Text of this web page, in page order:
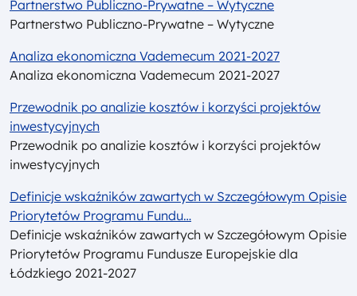
Partnerstwo Publiczno-Prywatne – Wytyczne
Partnerstwo Publiczno-Prywatne – Wytyczne
Analiza ekonomiczna Vademecum 2021-2027
Analiza ekonomiczna Vademecum 2021-2027
Przewodnik po analizie kosztów i korzyści projektów
inwestycyjnych
Przewodnik po analizie kosztów i korzyści projektów
inwestycyjnych
Definicje wskaźników zawartych w Szczegółowym Opisie
Priorytetów Programu Fundu…
Definicje wskaźników zawartych w Szczegółowym Opisie
Priorytetów Programu Fundusze Europejskie dla
Łódzkiego 2021-2027